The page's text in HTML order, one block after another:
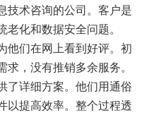
技术咨询的公司。客户是
化和数据安全问题。
他们在网上看到好评。初
，没有推销多余服务。
了详细方案。他们用通俗
以提高效率。整个过程透